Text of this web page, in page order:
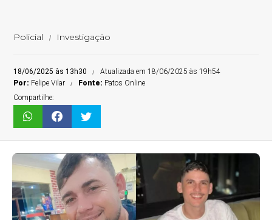
Policial Investigação
18/06/2025 às 13h30
Atualizada em 18/06/2025 às 19h54
Por: Felipe Vilar Fonte: Patos Online
Compartilhe: